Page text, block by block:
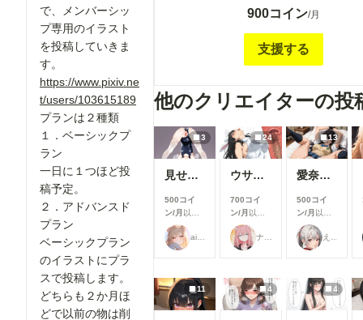
で、メンバーシッ
プ専用のイラスト
を投稿していきま
す。
https://www.pixiv.ne
t/users/103615189
プランは２種類
１．ベーシックプ
ラン
一日に１つほど投
稿予定。
２．アドバンスド
プラン
ベーシックプラン
のイラストにプラ
スで投稿します。
どちらも２か月ほ
どで以前の物は削
900コイン/月
支援する
他のクリエイターの投
3
見せてくれる女の子
500コイ
ン/月 以上
支援すると
見ることが
できます
ailovepui
24
ウサギ耳とか
700コイ
ン/月 以上
支援すると
見ることが
できます
ナフリジェ
13
愛奈 変態先輩とラブラブ S-517
500コイ
ン/月 以上
支援すると
見ることが
できます
えるがるむ
11 4 4